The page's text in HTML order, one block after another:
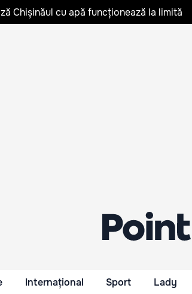
Chișinăul cu apă funcționează la limită
Internațional Sport Lady